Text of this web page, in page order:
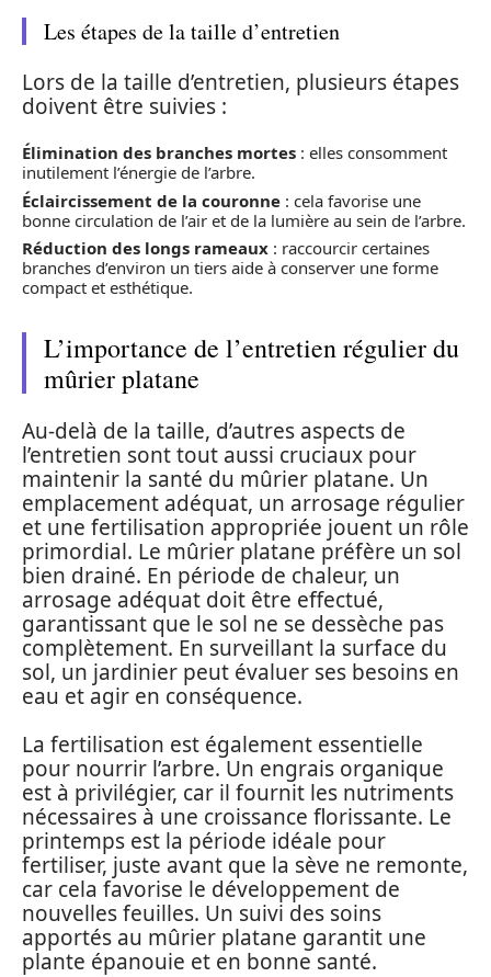
Les étapes de la taille d’entretien
Lors de la taille d’entretien, plusieurs étapes
doivent être suivies :
Élimination des branches mortes : elles consomment
inutilement l’énergie de l’arbre.
Éclaircissement de la couronne : cela favorise une
bonne circulation de l’air et de la lumière au sein de l’arbre.
Réduction des longs rameaux : raccourcir certaines
branches d’environ un tiers aide à conserver une forme
compact et esthétique.
L’importance de l’entretien régulier du
mûrier platane
Au-delà de la taille, d’autres aspects de
l’entretien sont tout aussi cruciaux pour
maintenir la santé du mûrier platane. Un
emplacement adéquat, un arrosage régulier
et une fertilisation appropriée jouent un rôle
primordial. Le mûrier platane préfère un sol
bien drainé. En période de chaleur, un
arrosage adéquat doit être effectué,
garantissant que le sol ne se dessèche pas
complètement. En surveillant la surface du
sol, un jardinier peut évaluer ses besoins en
eau et agir en conséquence.
La fertilisation est également essentielle
pour nourrir l’arbre. Un engrais organique
est à privilégier, car il fournit les nutriments
nécessaires à une croissance florissante. Le
printemps est la période idéale pour
fertiliser, juste avant que la sève ne remonte,
car cela favorise le développement de
nouvelles feuilles. Un suivi des soins
apportés au mûrier platane garantit une
plante épanouie et en bonne santé.